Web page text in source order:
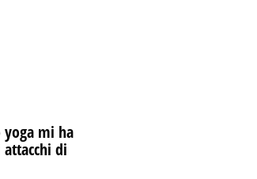
yoga mi ha
di